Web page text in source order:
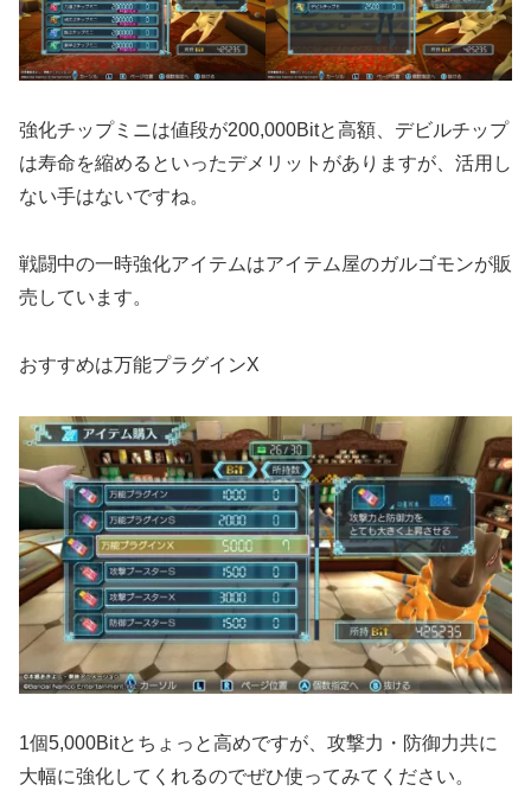
強化チップミニは値段が200,000Bitと高額、デビルチップ
は寿命を縮めるといったデメリットがありますが、活用し
ない手はないですね。
戦闘中の一時強化アイテムはアイテム屋のガルゴモンが販
売しています。
おすすめは万能プラグインX
1個5,000Bitとちょっと高めですが、攻撃力・防御力共に
大幅に強化してくれるのでぜひ使ってみてください。